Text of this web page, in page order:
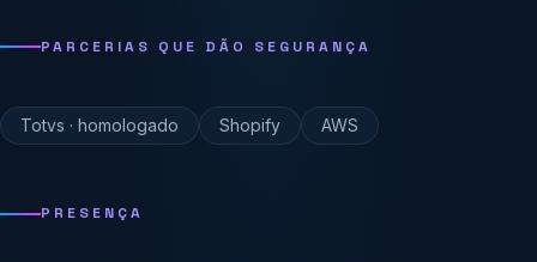
PARCERIAS QUE DÃO SEGURANÇA
Totvs · homologado Shopify AWS
PRESENÇA